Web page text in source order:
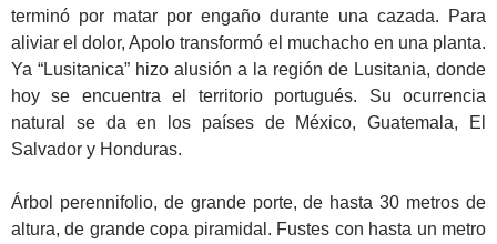
terminó por matar por engaño durante una cazada. Para
aliviar el dolor, Apolo transformó el muchacho en una planta.
Ya “Lusitanica” hizo alusión a la región de Lusitania, donde
hoy se encuentra el territorio portugués. Su ocurrencia
natural se da en los países de México, Guatemala, El
Salvador y Honduras.
Árbol perennifolio, de grande porte, de hasta 30 metros de
altura, de grande copa piramidal. Fustes con hasta un metro